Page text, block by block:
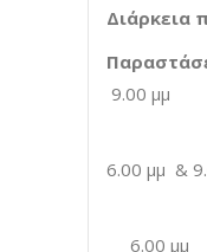
Διάρκεια
9.00 μμ
6.00 μμ &
6.00 μμ